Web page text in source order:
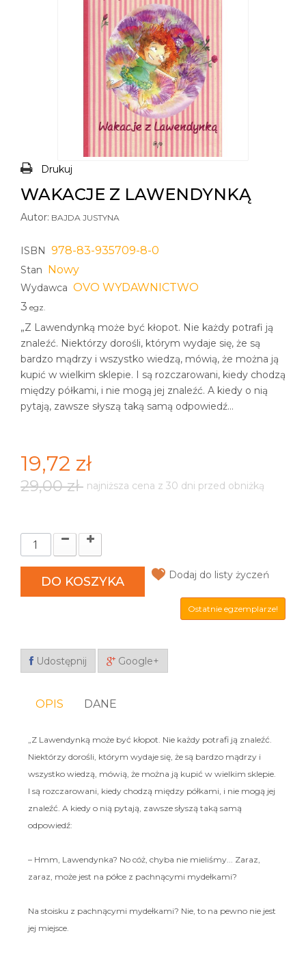
Drukuj
WAKACJE Z LAWENDYNKĄ
Autor: BAJDA JUSTYNA
ISBN 978-83-935709-8-0
Stan Nowy
Wydawca OVO WYDAWNICTWO
3 egz.
„Z Lawendynką może być kłopot. Nie każdy potrafi ją
znaleźć. Niektórzy dorośli, którym wydaje się, że są
bardzo mądrzy i wszystko wiedzą, mówią, że można ją
kupić w wielkim sklepie. I są rozczarowani, kiedy chodzą
między półkami, i nie mogą jej znaleźć. A kiedy o nią
pytają, zawsze słyszą taką samą odpowiedź...
19,72 zł
29,00 zł najniższa cena z 30 dni przed obniżką
DO KOSZYKA Dodaj do listy życzeń
Ostatnie egzemplarze!
Udostępnij Google+
OPIS DANE
„Z Lawendynką może być kłopot. Nie każdy potrafi ją znaleźć.
Niektórzy dorośli, którym wydaje się, że są bardzo mądrzy i
wszystko wiedzą, mówią, że można ją kupić w wielkim sklepie.
I są rozczarowani, kiedy chodzą między półkami, i nie mogą jej
znaleźć. A kiedy o nią pytają, zawsze słyszą taką samą
odpowiedź:
– Hmm, Lawendynka? No cóż, chyba nie mieliśmy... Zaraz,
zaraz, może jest na półce z pachnącymi mydełkami?
Na stoisku z pachnącymi mydełkami? Nie, to na pewno nie jest
jej miejsce.